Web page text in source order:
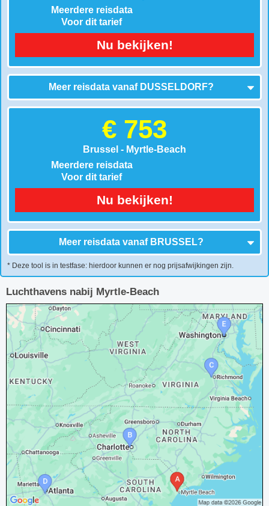
Meerdere reisdata
Voor dit tarief
Nu bekijken!
Meer reisdata vanaf DUSSELDORF?
€ 753
Brussel - Myrtle-Beach
Meerdere reisdata
Voor dit tarief
Nu bekijken!
Meer reisdata vanaf BRUSSEL?
* Deze tool is in testfase: hierdoor kunnen er nog prijsafwijkingen zijn.
Luchthavens nabij Myrtle-Beach